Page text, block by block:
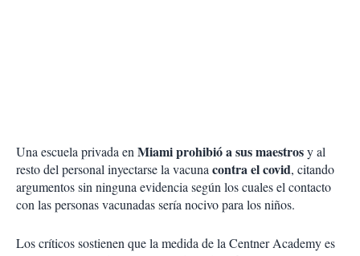
Una escuela privada enMiami prohibió a sus maestrosy al
resto del personal inyectarse la vacunacontra el covid, citando
argumentos sin ninguna evidencia según los cuales el contacto
con las personas vacunadas sería nocivo para los niños.
Los críticos sostienen que la medida de la Centner Academy es